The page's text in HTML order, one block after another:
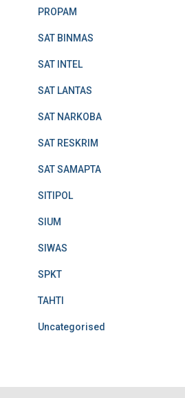
PROPAM
SAT BINMAS
SAT INTEL
SAT LANTAS
SAT NARKOBA
SAT RESKRIM
SAT SAMAPTA
SITIPOL
SIUM
SIWAS
SPKT
TAHTI
Uncategorised